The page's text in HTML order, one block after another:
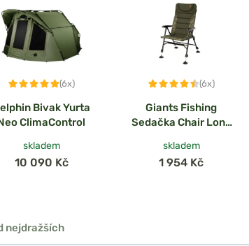
(6x)
Bivak Yurta
ClimaControl
skladem
10 090 Kč
(6x)
Giants Fishing
Sedačka Chair Long
skladem
1 954 Kč
nejdražších